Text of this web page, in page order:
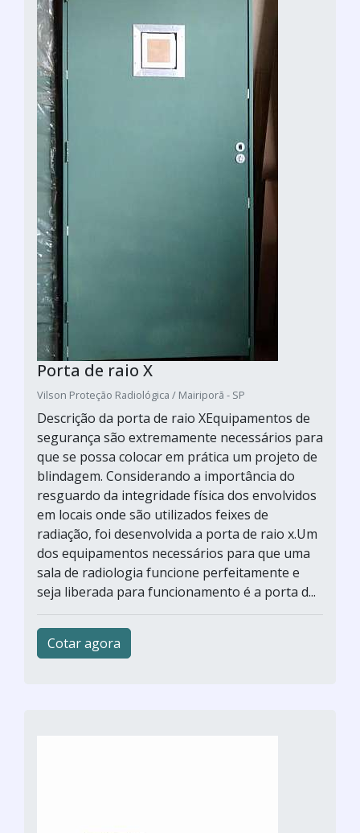
Porta de raio X
Vilson Proteção Radiológica / Mairiporã - SP
Descrição da porta de raio XEquipamentos de
segurança são extremamente necessários para
que se possa colocar em prática um projeto de
blindagem. Considerando a importância do
resguardo da integridade física dos envolvidos
em locais onde são utilizados feixes de
radiação, foi desenvolvida a porta de raio x.Um
dos equipamentos necessários para que uma
sala de radiologia funcione perfeitamente e
seja liberada para funcionamento é a porta d...
Cotar agora